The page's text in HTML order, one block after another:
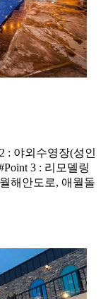
: 야외수영장(성인
3 : 리모델링
해안도로, 애월돌